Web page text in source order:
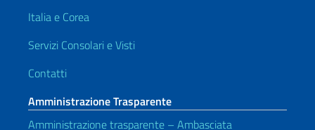
Italia e Corea
Servizi Consolari e Visti
Contatti
Amministrazione Trasparente
Amministrazione trasparente – Ambasciata